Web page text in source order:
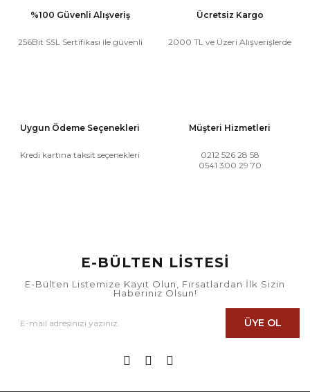
%100 Güvenli Alışveriş
256Bit SSL Sertifikası ile güvenli
Ücretsiz Kargo
2000 TL ve Üzeri Alışverişlerde
Uygun Ödeme Seçenekleri
Kredi kartına taksit seçenekleri
Müşteri Hizmetleri
0212 526 28 58
0541 300 29 70
E-BÜLTEN LİSTESİ
E-Bülten Listemize Kayıt Olun, Fırsatlardan İlk Sizin
Haberiniz Olsun!
ÜYE OL